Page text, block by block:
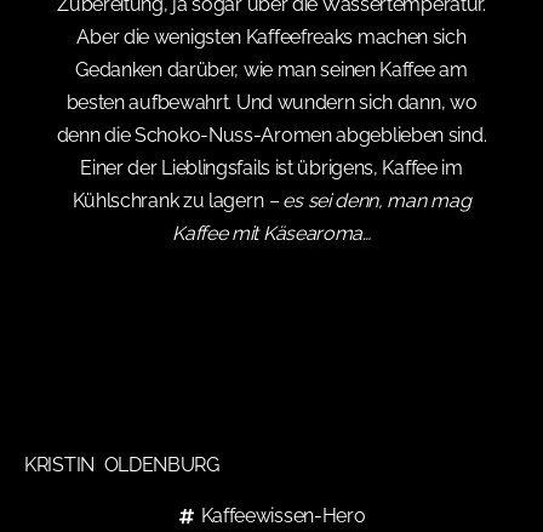
Aber die wenigsten Kaffeefreaks machen sich
Gedanken darüber, wie man seinen Kaffee am
besten aufbewahrt. Und wundern sich dann, wo
denn die Schoko-Nuss-Aromen abgeblieben sind.
Einer der Lieblingsfails ist übrigens, Kaffee im
Kühlschrank zu lagern – es sei denn, man mag
Kaffee mit Käsearoma…
KRISTIN OLDENBURG
Kaffeewissen-Hero